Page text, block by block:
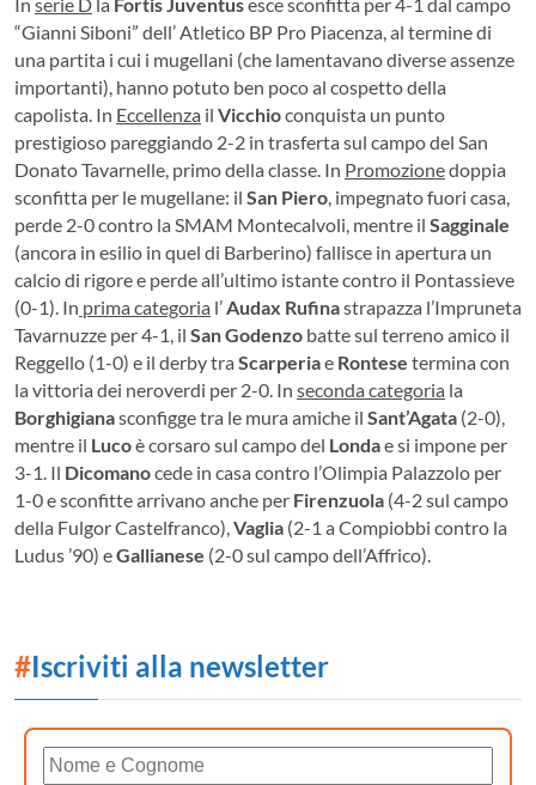
“Gianni Siboni” dell’ Atletico BP Pro Piacenza, al termine di
una partita i cui i mugellani (che lamentavano diverse assenze
importanti), hanno potuto ben poco al cospetto della
capolista. In Eccellenza il Vicchioconquista un punto
prestigioso pareggiando 2-2 in trasferta sul campo del San
Donato Tavarnelle, primo della classe. In Promozionedoppia
sconfitta per le mugellane: il San Piero, impegnato fuori casa,
perde 2-0 contro la SMAM Montecalvoli, mentre il Sagginale
(ancora in esilio in quel di Barberino) fallisce in apertura un
calcio di rigore e perde all’ultimo istante contro il Pontassieve
(0-1). In prima categoria l’Audax Rufinastrapazza l’Impruneta
Tavarnuzze per 4-1, il San Godenzo batte sul terreno amico il
Reggello (1-0) e il derby tra Scarperiae Rontese termina con
la vittoria dei neroverdi per 2-0. In seconda categoria la
Borghigianasconfigge tra le mura amiche il Sant’Agata (2-0),
mentre il Lucoè corsaro sul campo del Londae si impone per
3-1. Il Dicomanocede in casa contro l’Olimpia Palazzolo per
1-0 e sconfitte arrivano anche per Firenzuola (4-2 sul campo
della Fulgor Castelfranco),Vaglia (2-1 a Compiobbi contro la
Ludus ’90) eGallianese (2-0 sul campo dell’Affrico).
#Iscriviti alla newsletter